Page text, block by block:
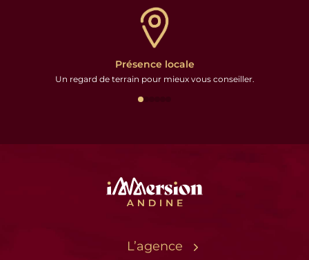
Présence locale
Un regard de terrain pour mieux vous conseiller.
L’agence